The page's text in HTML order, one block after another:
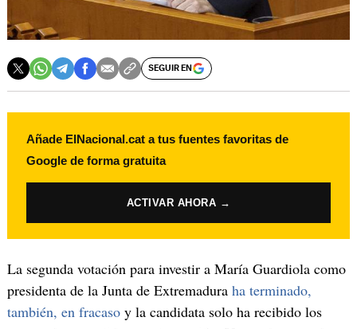
SEGUIR EN
Añade ElNacional.cat a tus fuentes favoritas de
Google de forma gratuita
ACTIVAR AHORA →
La segunda votación para investir a María Guardiola como
presidenta de la Junta de Extremadura ha terminado,
también, en fracasoy la candidata solo ha recibido los